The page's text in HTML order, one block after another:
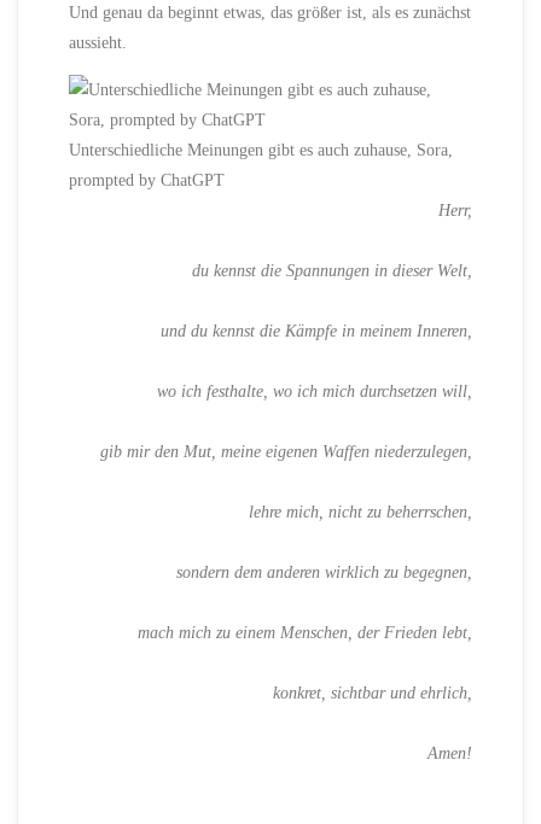
Und genau da beginnt etwas, das größer ist, als es zunächst
aussieht.
Unterschiedliche Meinungen gibt es auch zuhause, Sora,
prompted by ChatGPT
Herr,
du kennst die Spannungen in dieser Welt,
und du kennst die Kämpfe in meinem Inneren,
wo ich festhalte, wo ich mich durchsetzen will,
gib mir den Mut, meine eigenen Waffen niederzulegen,
lehre mich, nicht zu beherrschen,
sondern dem anderen wirklich zu begegnen,
mach mich zu einem Menschen, der Frieden lebt,
konkret, sichtbar und ehrlich,
Amen!